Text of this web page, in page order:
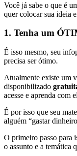
Você já sabe o que é
quer colocar sua ideia
1. Tenha um
É isso mesmo, seu
precisa ser ótimo.
Atualmente existe um
disponibilizado
acesse e aprenda com
É por isso que seu
alguém “gastar
O primeiro passo para
o assunto e a temática